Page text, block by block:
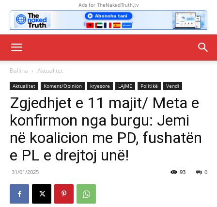
Ads for TheNakedTruth.tv
Ballina Aktualitet
Aktualitet Koment/Opinion kryesore LAJME Politikë Vendi
Zgjedhjet e 11 majit/ Meta e
konfirmon nga burgu: Jemi
në koalicion me PD, fushatën
e PL e drejtoj unë!
31/01/2025 0
93